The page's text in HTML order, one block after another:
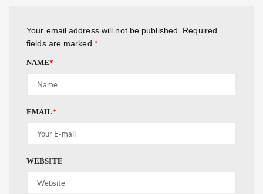
Your email address will not be published. Required
fields are marked *
NAME*
EMAIL*
WEBSITE